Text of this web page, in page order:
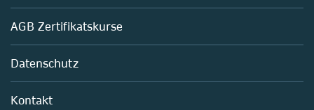
Biotechnologie
Chemie
Mitarbeiterführung im Labor
AGB Zertifikatskurse
Datenschutz
Kontakt